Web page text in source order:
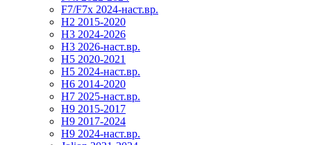
F7/F7x 2024-наст.вр.
H2 2015-2020
H3 2024-2026
H3 2026-наст.вр.
H5 2020-2021
H5 2024-наст.вр.
H6 2014-2020
H7 2025-наст.вр.
H9 2015-2017
H9 2017-2024
H9 2024-наст.вр.